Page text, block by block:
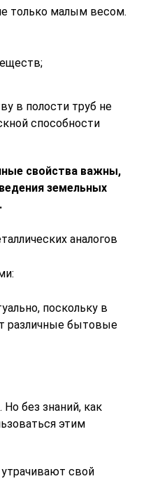
только малым весом.
в полости труб не
способности
свойства важны,
земельных
аналогов
поскольку в
различные бытовые
без знаний, как
этим
свой